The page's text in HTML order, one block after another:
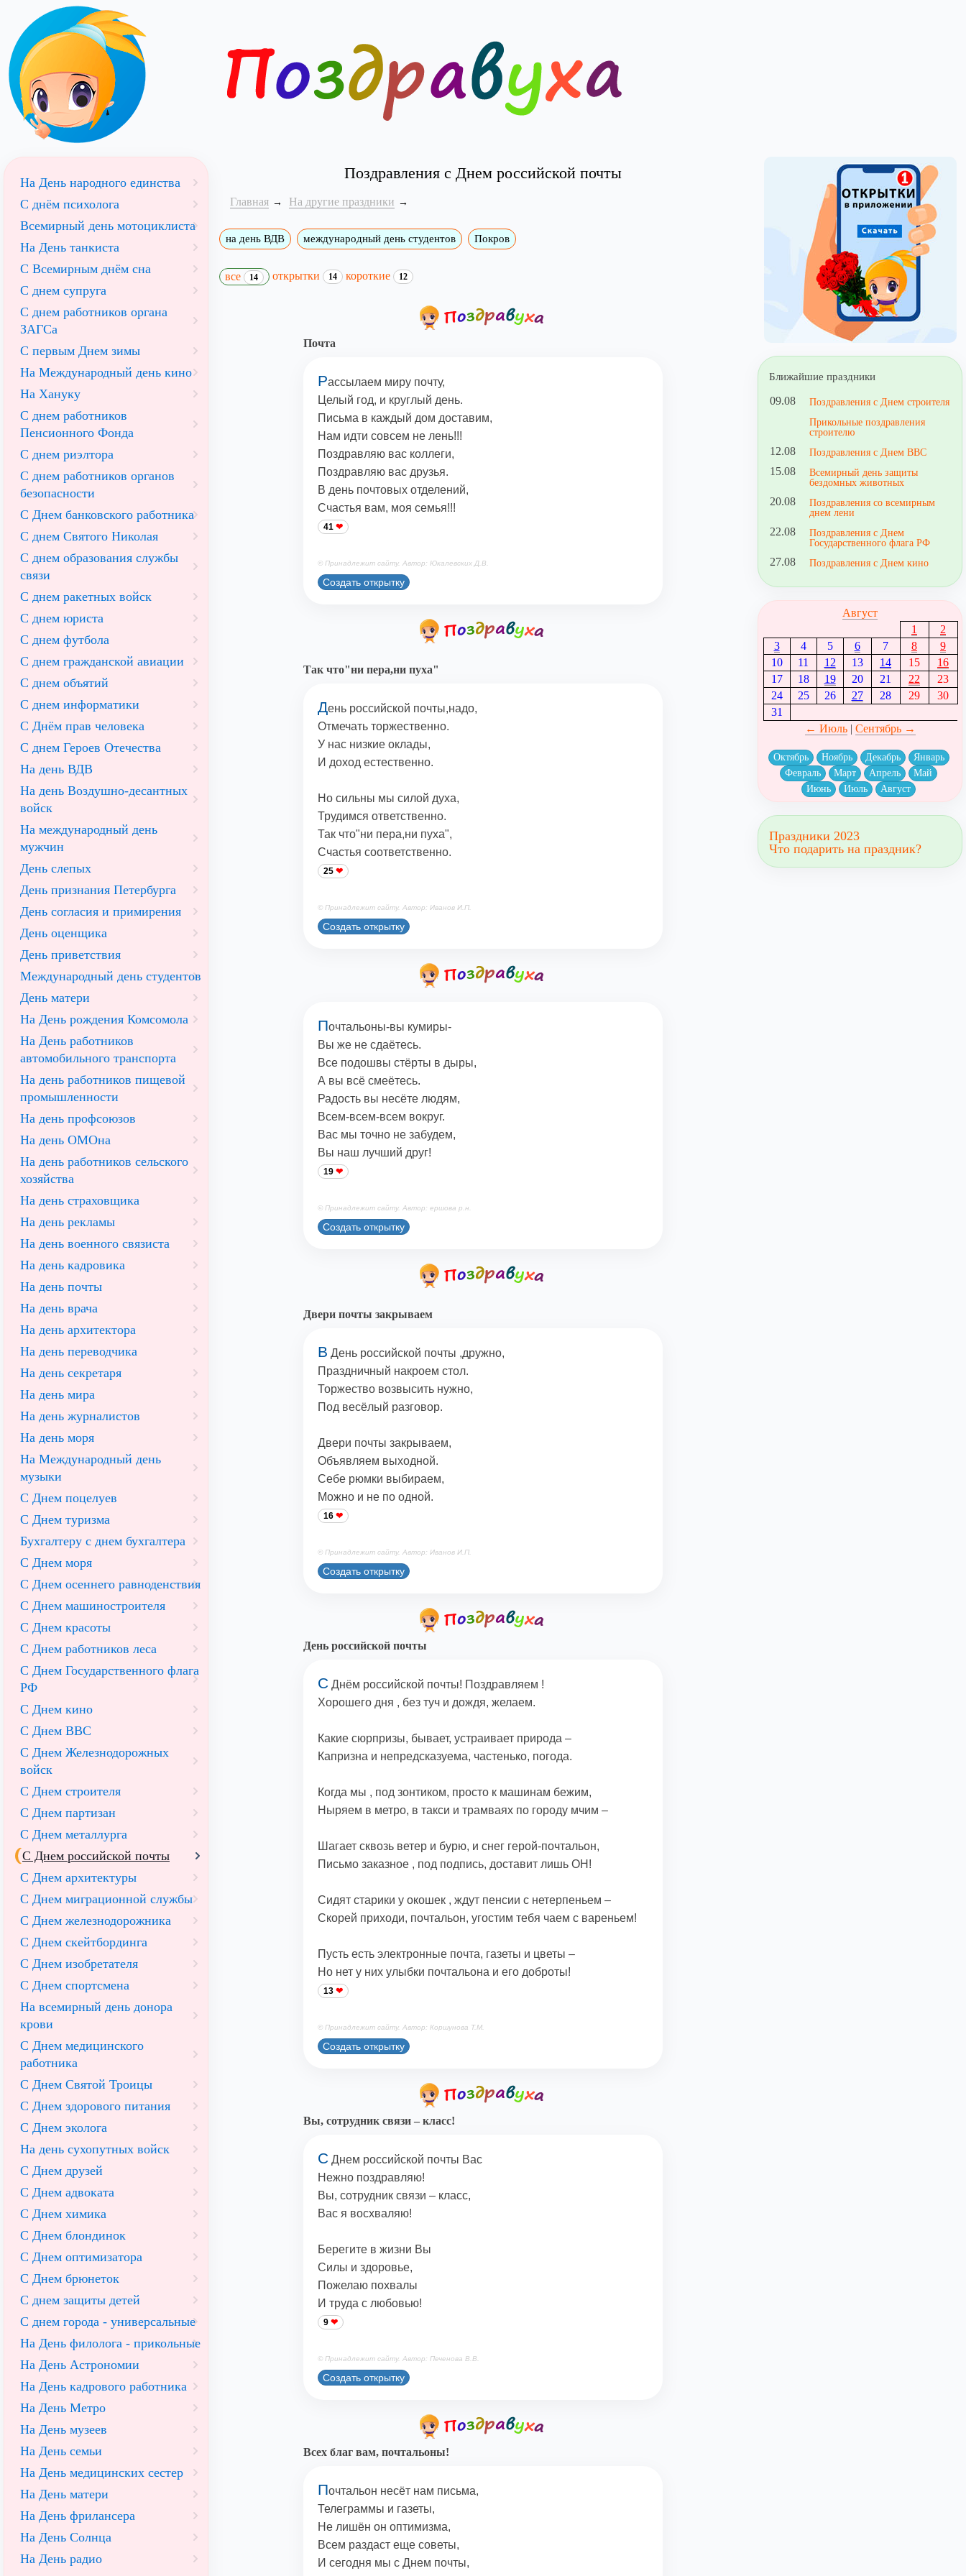
Поздравления с Днем российской почты
Главная На другие праздники
на день ВДВ международный день студентов Покров
все 14 открытки 14 короткие 12
Почта
Рассылаем миру почту,
Целый год, и круглый день.
Письма в каждый дом доставим,
Нам идти совсем не лень!!!
Поздравляю вас коллеги,
Поздравляю вас друзья.
В день почтовых отделений,
Счастья вам, моя семья!!!
41
© Принадлежит сайту. Автор: Юкалевских Д.В.
Создать открытку
Так что"ни пера,ни пуха"
День российской почты,надо,
Отмечать торжественно.
У нас низкие оклады,
И доход естественно.
Но сильны мы силой духа,
Трудимся ответственно.
Так что"ни пера,ни пуха",
Счастья соответственно.
25
© Принадлежит сайту. Автор: Иванов И.П.
Создать открытку
Почтальоны-вы кумиры-
Вы же не сдаётесь.
Все подошвы стёрты в дыры,
А вы всё смеётесь.
Радость вы несёте людям,
Всем-всем-всем вокруг.
Вас мы точно не забудем,
Вы наш лучший друг!
19
© Принадлежит сайту. Автор: ершова р.н.
Создать открытку
Двери почты закрываем
В День российской почты ,дружно,
Праздничный накроем стол.
Торжество возвысить нужно,
Под весёлый разговор.
Двери почты закрываем,
Объявляем выходной.
Себе рюмки выбираем,
Можно и не по одной.
16
© Принадлежит сайту. Автор: Иванов И.П.
Создать открытку
День российской почты
СДнём российской почты! Поздравляем !
Хорошего дня , без туч и дождя, желаем.
Какие сюрпризы, бывает, устраивает природа –
Капризна и непредсказуема, частенько, погода.
Когда мы , под зонтиком, просто к машинам бежим,
Ныряем в метро, в такси и трамваях по городу мчим –
Шагает сквозь ветер и бурю, и снег герой-почтальон,
Письмо заказное , под подпись, доставит лишь ОН!
Сидят старики у окошек , ждут пенсии с нетерпеньем –
Скорей приходи, почтальон, угостим тебя чаем с вареньем!
Пусть есть электронные почта, газеты и цветы –
Но нет у них улыбки почтальона и его доброты!
13
© Принадлежит сайту. Автор: Коршунова Т.М.
Создать открытку
Вы, сотрудник связи – класс!
СДнем российской почты Вас
Нежно поздравляю!
Вы, сотрудник связи – класс,
Вас я восхваляю!
Берегите в жизни Вы
Силы и здоровье,
Пожелаю похвалы
И труда с любовью!
9
© Принадлежит сайту. Автор: Печенова В.В.
Создать открытку
Всех благ вам, почтальоны!
Почтальон несёт нам письма,
Телеграммы и газеты,
Не лишён он оптимизма,
Всем раздаст еще советы,
И сегодня мы с Днем почты,
На День народного единства
С днём психолога
Всемирный день мотоциклиста
На День танкиста
С Всемирным днём сна
С днем супруга
С днем работников органа
ЗАГСа
С первым Днем зимы
На Международный день кино
На Хануку
С днем работников
Пенсионного Фонда
С днем риэлтора
С днем работников органов
безопасности
С Днем банковского работника
С днем Святого Николая
С днем образования службы
связи
С днем ракетных войск
С днем юриста
С днем футбола
С днем гражданской авиации
С днем объятий
С днем информатики
С Днём прав человека
С днем Героев Отечества
На день ВДВ
На день Воздушно-десантных
войск
На международный день
мужчин
День слепых
День признания Петербурга
День согласия и примирения
День оценщика
День приветствия
Международный день студентов
День матери
На День рождения Комсомола
На День работников
автомобильного транспорта
На день работников пищевой
промышленности
На день профсоюзов
На день ОМОна
На день работников сельского
хозяйства
На день страховщика
На день рекламы
На день военного связиста
На день кадровика
На день почты
На день врача
На день архитектора
На день переводчика
На день секретаря
На день мира
На день журналистов
На день моря
На Международный день
музыки
С Днем поцелуев
С Днем туризма
Бухгалтеру с днем бухгалтера
С Днем моря
С Днем осеннего равноденствия
С Днем машиностроителя
С Днем красоты
С Днем работников леса
С Днем Государственного флага
РФ
С Днем кино
С Днем ВВС
С Днем Железнодорожных
войск
С Днем строителя
С Днем партизан
С Днем металлурга
С Днем российской почты
С Днем архитектуры
С Днем миграционной службы
С Днем железнодорожника
С Днем скейтбординга
С Днем изобретателя
С Днем спортсмена
На всемирный день донора
крови
С Днем медицинского
работника
С Днем Святой Троицы
С Днем здорового питания
С Днем эколога
На день сухопутных войск
С Днем друзей
С Днем адвоката
С Днем химика
С Днем блондинок
С Днем оптимизатора
С Днем брюнеток
С днем защиты детей
С днем города - универсальные
На День филолога - прикольные
На День Астрономии
На День кадрового работника
На День Метро
На День музеев
На День семьи
На День медицинских сестер
На День матери
На День фрилансера
На День Солнца
На День радио
Ближайшие праздники
09.08
Поздравления с Днем строителя
Прикольные поздравления
строителю
12.08 Поздравления с Днем ВВС
15.08
Всемирный день защиты
бездомных животных
20.08
Поздравления со всемирным
днем лени
22.08
Поздравления с Днем
Государственного флага РФ
27.08 Поздравления с Днем кино
Август
1
2
3
4 5 6 7 8
9
10
11 12 13 14 15
16
17
18 19 20 21 22
23
24
25 26 27 28 29
30
31
← Июль| Сентябрь →
Октябрь Ноябрь Декабрь
Январь
Февраль
Март Апрель
Май
Июнь
Июль Август
Праздники 2023
Что подарить на праздник?